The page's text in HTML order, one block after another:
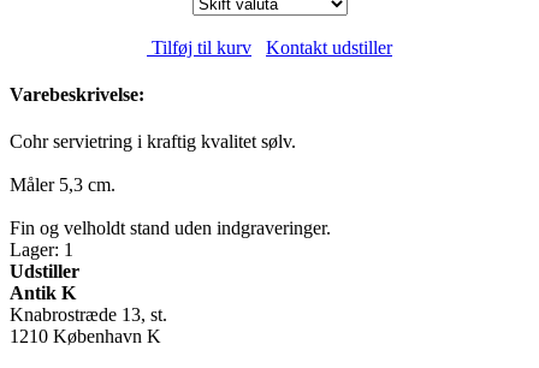
Tilføj til kurv Kontakt udstiller
Varebeskrivelse:
Cohr servietring i kraftig kvalitet sølv.
Måler 5,3 cm.
Fin og velholdt stand uden indgraveringer.
Lager: 1
Udstiller
Antik K
Knabrostræde 13, st.
1210 København K